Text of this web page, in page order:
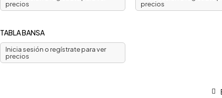
precios
precios
TABLA BANSA
Inicia sesión o regístrate para ver
precios